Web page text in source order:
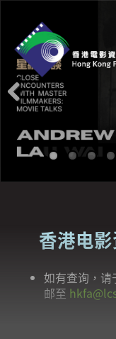
Previous
香港电
如有查询，
邮至